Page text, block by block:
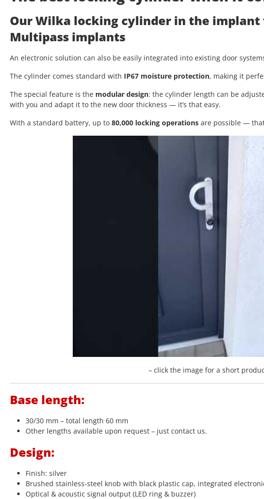
Our Wilka locking cylinder in the implant
Multipass implants
An electronic solution can also be easily integrated into existing door
The cylinder comes standard with IP67 moisture protection, making it
The special feature is the modular design: the cylinder length can be
with you and adapt it to the new door thickness — it’s that easy.
With a standard battery, up to 80,000 locking operations are possible —
– click the image for a short
Base length:
30/30 mm – total length 60 mm
Other lengths available upon request – just contact us.
Design:
Finish: silver
Brushed stainless-steel knob with black plastic cap, integrated
Optical & acoustic signal output (LED ring & buzzer)